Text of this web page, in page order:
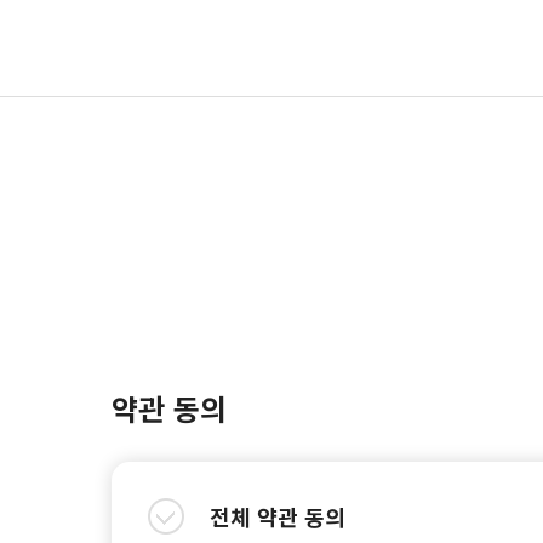
약관 동의
전체 약관 동의